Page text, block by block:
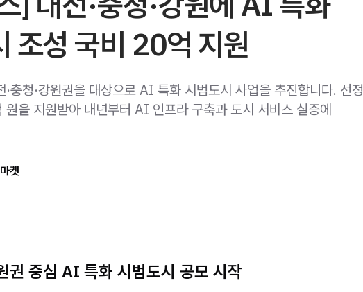
조성 국비 20억 지원
·충청·강원권을 대상으로 AI 특화 시범도시 사업을 추진합니다. 선정
을 지원받아 내년부터 AI 인프라 구축과 도시 서비스 실증에
켓
권 중심 AI 특화 시범도시 공모 시작